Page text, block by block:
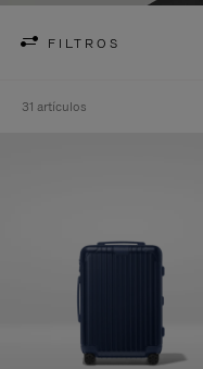
FILTROS
31 artículos